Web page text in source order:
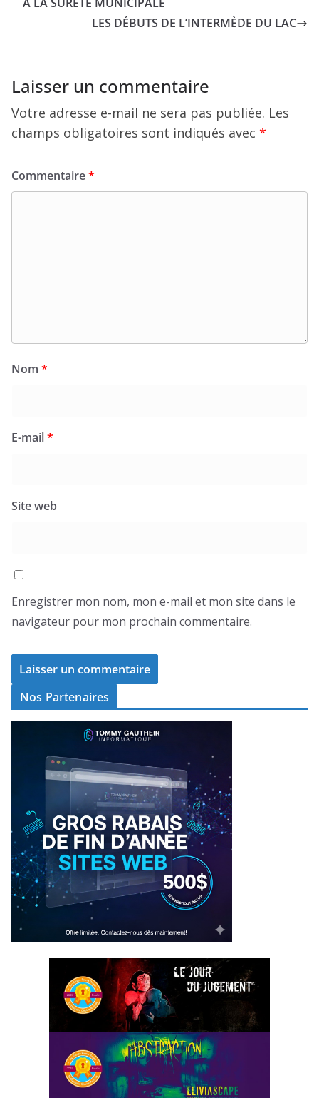
LES DÉBUTS DE L’INTERMÈDE DU LAC
Laisser un commentaire
Votre adresse e-mail ne sera pas publiée. Les
champs obligatoires sont indiqués avec *
Commentaire*
Nom *
E-mail*
Site web
Enregistrer mon nom, mon e-mail et mon site dans le
navigateur pour mon prochain commentaire.
Nos Partenaires